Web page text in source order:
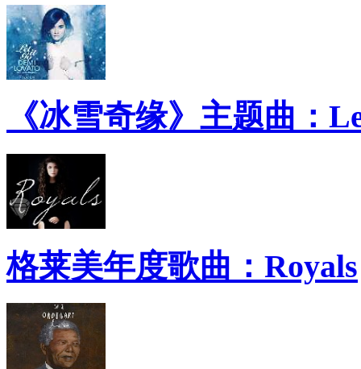
《冰雪奇缘》主题曲：
格莱美年度歌曲：Royals